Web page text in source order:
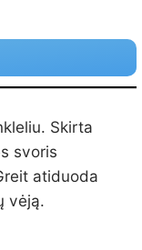
Skirta
svoris
atiduoda
vėją.